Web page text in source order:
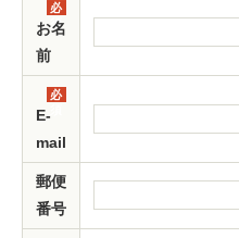
必
須
お名
前
必
E-
mail
郵便
番号